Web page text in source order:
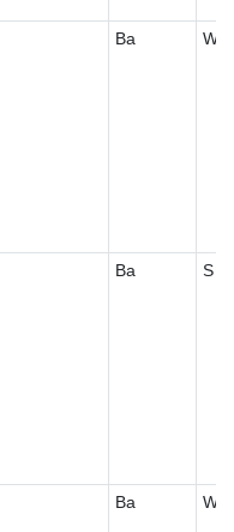
Ba W
Ba S
Ba W